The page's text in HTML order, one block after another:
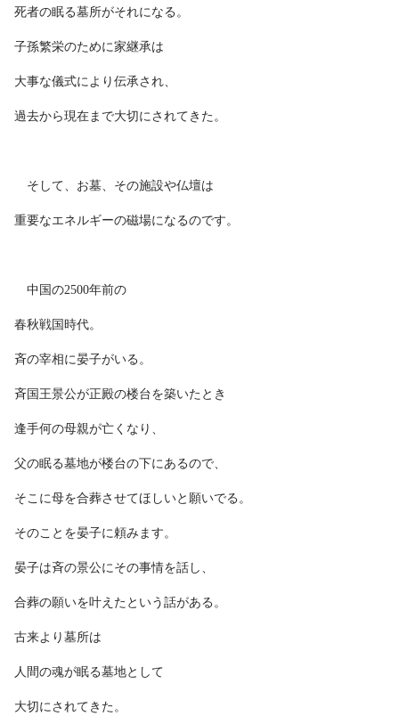
死者の眠る墓所がそれになる。
子孫繁栄のために家継承は
大事な儀式により伝承され、
過去から現在まで大切にされてきた。
そして、お墓、その施設や仏壇は
重要なエネルギーの磁場になるのです。
中国の2500年前の
春秋戦国時代。
斉の宰相に晏子がいる。
斉国王景公が正殿の楼台を築いたとき
逢手何の母親が亡くなり、
父の眠る墓地が楼台の下にあるので、
そこに母を合葬させてほしいと願いでる。
そのことを晏子に頼みます。
晏子は斉の景公にその事情を話し、
合葬の願いを叶えたという話がある。
古来より墓所は
人間の魂が眠る墓地として
大切にされてきた。